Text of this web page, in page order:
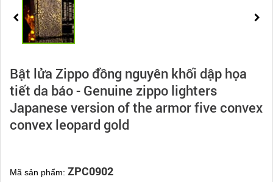
Bật lửa Zippo đồng nguyên khối dập họa
tiết da báo - Genuine zippo lighters
Japanese version of the armor five convex
convex leopard gold
Mã sản phẩm: ZPC0902